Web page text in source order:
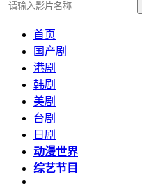
首页
国产剧
港剧
韩剧
美剧
台剧
日剧
动漫世界
综艺节目